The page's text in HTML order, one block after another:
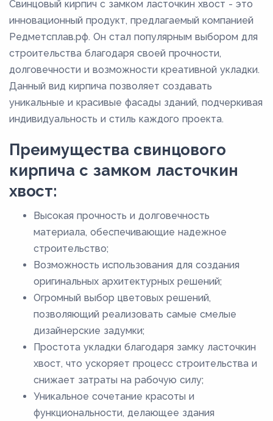
Свинцовый кирпич с замком ласточкин хвост - это
инновационный продукт, предлагаемый компанией
Редметсплав.рф. Он стал популярным выбором для
строительства благодаря своей прочности,
долговечности и возможности креативной укладки.
Данный вид кирпича позволяет создавать
уникальные и красивые фасады зданий, подчеркивая
индивидуальность и стиль каждого проекта.
Преимущества свинцового
кирпича с замком ласточкин
хвост:
Высокая прочность и долговечность
материала, обеспечивающие надежное
строительство;
Возможность использования для создания
оригинальных архитектурных решений;
Огромный выбор цветовых решений,
позволяющий реализовать самые смелые
дизайнерские задумки;
Простота укладки благодаря замку ласточкин
хвост, что ускоряет процесс строительства и
снижает затраты на рабочую силу;
Уникальное сочетание красоты и
функциональности, делающее здания